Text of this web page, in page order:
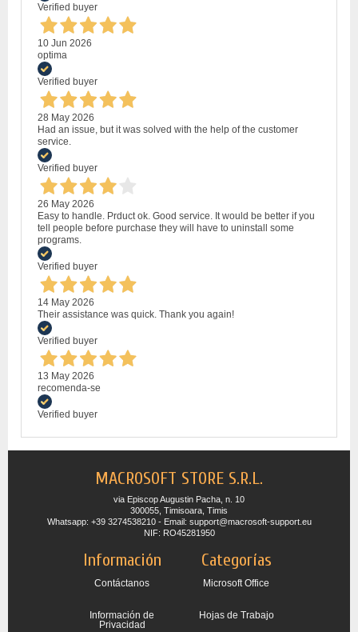
Verified buyer
10 Jun 2026
optima
Verified buyer
28 May 2026
Had an issue, but it was solved with the help of the customer
service.
Verified buyer
26 May 2026
Easy to handle. Prduct ok. Good service. It would be better if you
tell people before purchase they will have to uninstall some
programs.
Verified buyer
14 May 2026
Their assistance was quick. Thank you again!
Verified buyer
13 May 2026
recomenda-se
Verified buyer
MACROSOFT STORE S.R.L.
via Episcop Augustin Pacha, n. 10
300055, Timisoara, Timis
Whatsapp: +39 3274538210 - Email: support@macrosoft-support.eu
NIF: RO45281950
Información
Contáctanos
Información de
Privacidad
Categorías
Microsoft Office
Hojas de Trabajo